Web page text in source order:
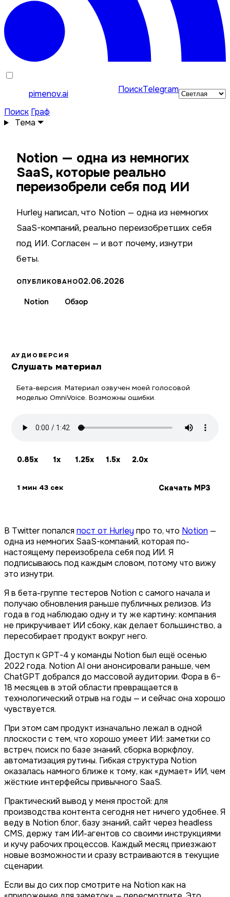
pimenov.ai ПоискTelegram
Поиск Граф
Тема
Notion — одна из немногих
SaaS, которые реально
переизобрели себя под ИИ
Hurley написал, что Notion — одна из немногих
SaaS-компаний, реально переизобретших себя
под ИИ. Согласен — и вот почему, изнутри
беты.
ОПУБЛИКОВАНО02.06.2026
Notion Обзор
АУДИОВЕРСИЯ
Слушать материал
Бета-версия. Материал озвучен моей голосовой
моделью OmniVoice. Возможны ошибки.
0.85x 1x 1.25x 1.5x 2.0x
1 мин 43 сек Скачать MP3
В Twitter попался пост от Hurley про то, что Notion —
одна из немногих SaaS-компаний, которая по-
настоящему переизобрела себя под ИИ. Я
подписываюсь под каждым словом, потому что вижу
это изнутри.
Я в бета-группе тестеров Notion с самого начала и
получаю обновления раньше публичных релизов. Из
года в год наблюдаю одну и ту же картину: компания
не прикручивает ИИ сбоку, как делает большинство, а
пересобирает продукт вокруг него.
Доступ к GPT-4 у команды Notion был ещё осенью
2022 года. Notion AI они анонсировали раньше, чем
ChatGPT добрался до массовой аудитории. Фора в 6–
18 месяцев в этой области превращается в
технологический отрыв на годы — и сейчас она хорошо
чувствуется.
При этом сам продукт изначально лежал в одной
плоскости с тем, что хорошо умеет ИИ: заметки со
встреч, поиск по базе знаний, сборка воркфлоу,
автоматизация рутины. Гибкая структура Notion
оказалась намного ближе к тому, как «думает» ИИ, чем
жёсткие интерфейсы привычного SaaS.
Практический вывод у меня простой: для
производства контента сегодня нет ничего удобнее. Я
веду в Notion блог, базу знаний, сайт через headless
CMS, держу там ИИ-агентов со своими инструкциями
и кучу рабочих процессов. Каждый месяц приезжают
новые возможности и сразу встраиваются в текущие
сценарии.
Если вы до сих пор смотрите на Notion как на